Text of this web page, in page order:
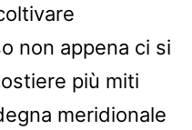
non appena ci si
più miti
meridionale